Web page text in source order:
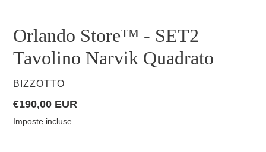
Orlando Store™ - SET2
Tavolino Narvik Quadrato
VENDITORE
BIZZOTTO
Prezzo
di
€190,00 EUR
Imposte incluse.